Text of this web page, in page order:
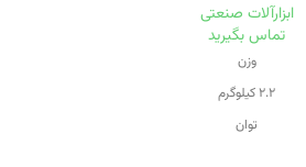
ابزارآلات صنعتی
تماس بگیرید
وزن
۲.۲ کیلوگرم
توان